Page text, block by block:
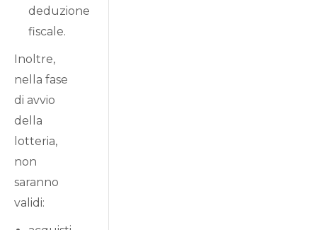
deduzione
fiscale.
Inoltre,
nella fase
di avvio
della
lotteria,
non
saranno
validi: